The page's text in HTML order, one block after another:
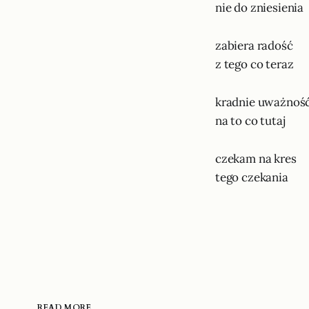
nie do zniesienia
zabiera radość
z tego co teraz
kradnie
na to co tutaj
czekam na kres
tego czekania